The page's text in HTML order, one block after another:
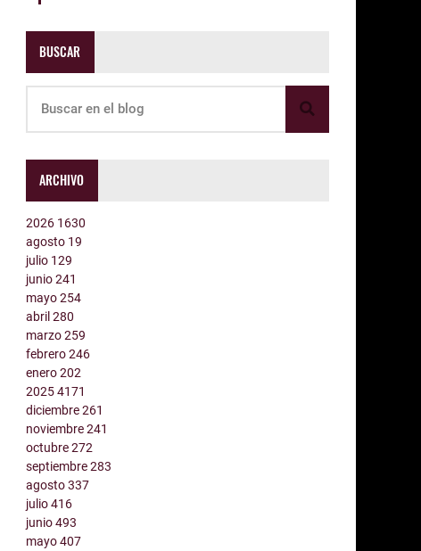
BUSCAR
ARCHIVO
2026 1630
agosto 19
julio 129
junio241
mayo254
abril280
marzo259
febrero246
enero202
20254171
diciembre261
noviembre241
octubre272
septiembre283
agosto337
julio416
junio493
mayo407